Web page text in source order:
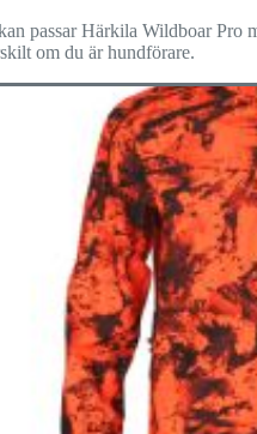
passar Härkila Wildboar Pro
om du är hundförare.